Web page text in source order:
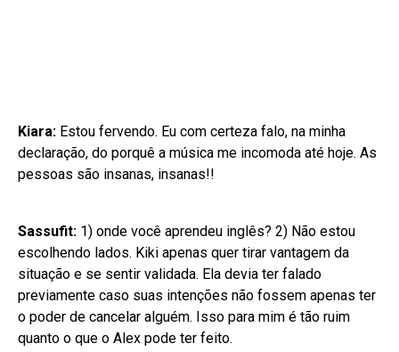
Kiara: Estou fervendo. Eu com certeza falo, na minha
declaração, do porquê a música me incomoda até hoje. As
pessoas são insanas, insanas!!
Sassufit: 1) onde você aprendeu inglês? 2) Não estou
escolhendo lados. Kiki apenas quer tirar vantagem da
situação e se sentir validada. Ela devia ter falado
previamente caso suas intenções não fossem apenas ter
o poder de cancelar alguém. Isso para mim é tão ruim
quanto o que o Alex pode ter feito.